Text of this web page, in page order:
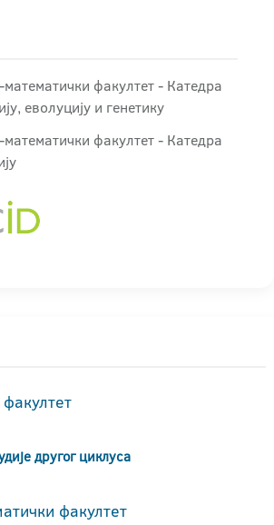
факултет - Катедра
еволуцију и генетику
факултет - Катедра
другог циклуса
факултет